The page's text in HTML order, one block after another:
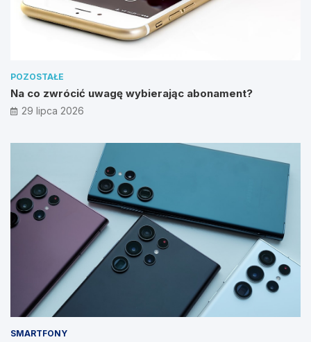
POZOSTAŁE
Na co zwrócić uwagę wybierając abonament?
29 lipca 2026
SMARTFONY